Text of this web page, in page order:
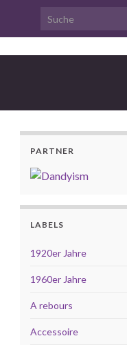
Search for:
PARTNER
LABELS
1920er Jahre
1960er Jahre
A rebours
Accessoire